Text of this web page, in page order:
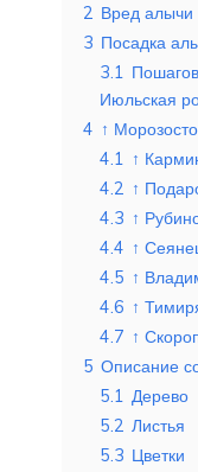
2 Вред алычи
3 Посадка
3.1
Июльская
4 ↑
4.1 ↑
4.2 ↑
4.3 ↑
4.4 ↑
4.5 ↑
4.6 ↑
4.7 ↑
5 Описание
5.1 Дерево
5.2 Листья
5.3 Цветки